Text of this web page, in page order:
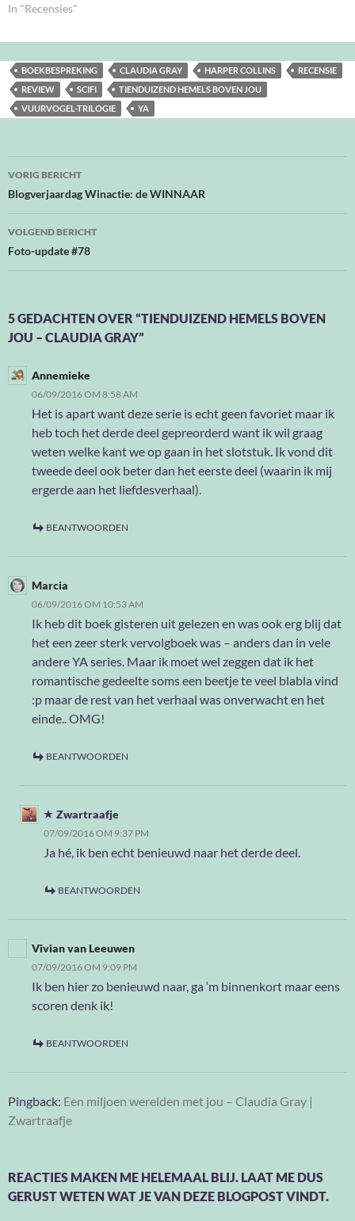
In "Recensies"
BOEKBESPREKING CLAUDIA GRAY HARPER COLLINS
RECENSIE
REVIEW
SCIFI
TIENDUIZEND HEMELS BOVEN JOU
VUURVOGEL-TRILOGIE
YA
Bericht
navigatie
VORIG BERICHT
Blogverjaardag Winactie: de WINNAAR
VOLGEND BERICHT
Foto-update #78
5 GEDACHTEN OVER “TIENDUIZEND HEMELS BOVEN
JOU – CLAUDIA GRAY”
Annemieke
06/09/2016 OM 8:58 AM
Het is apart want deze serie is echt geen favoriet maar ik
heb toch het derde deel gepreorderd want ik wil graag
weten welke kant we op gaan in het slotstuk. Ik vond dit
tweede deel ook beter dan het eerste deel (waarin ik mij
ergerde aan het liefdesverhaal).
BEANTWOORDEN
Marcia
06/09/2016 OM 10:53 AM
Ik heb dit boek gisteren uit gelezen en was ook erg blij dat
het een zeer sterk vervolgboek was – anders dan in vele
andere YA series. Maar ik moet wel zeggen dat ik het
romantische gedeelte soms een beetje te veel blabla vind
:p maar de rest van het verhaal was onverwacht en het
einde.. OMG!
BEANTWOORDEN
Zwartraafje
07/09/2016 OM 9:37 PM
Ja hé, ik ben echt benieuwd naar het derde deel.
BEANTWOORDEN
Vivian van Leeuwen
07/09/2016 OM 9:09 PM
Ik ben hier zo benieuwd naar, ga ‘m binnenkort maar eens
scoren denk ik!
BEANTWOORDEN
Pingback: Een miljoen werelden met jou – Claudia Gray |
Zwartraafje
REACTIES MAKEN ME HELEMAAL BLIJ. LAAT ME DUS
GERUST WETEN WAT JE VAN DEZE BLOGPOST VINDT.